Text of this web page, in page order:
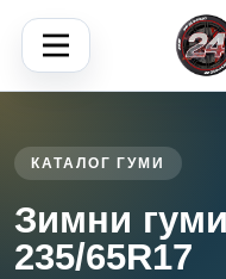
КАТАЛОГ ГУМИ
Зимни
235/65R17